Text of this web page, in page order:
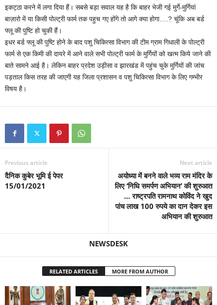
इकट्ठा करने में लगा दिया हैं। सबसे बड़ा सवाल यह है कि बाहर भेजी गई मुर्गे-मुर्गियां
बाज़ारो में या किसी पोल्ट्री फार्म तक पहुच गए होंगे तो आगे क्या होगा….? चूंकि अब बर्ड
फ्लू की पुष्टि हो चुकी हैं।
इधर बर्ड फ्लू की पुष्टि होने के बाद पशु चिकित्सा विभाग की टीम ग्राम गिधाली के पोल्ट्री
फार्म से एक किमी की दायरे में आने वाले सभी पोल्ट्री फार्म के मुर्गियों को खत्म किये जाने की
बाते सामने आई है। लेकिन बाहर प्रदेश उड़ीसा व झारखंड में पहुंच चुके मुर्गियों की जांच
पड़ताल किस तरह की जाएगी यह जिला प्रशासन व पशु चिकित्सा विभाग के लिए गम्भीर
विषय है।
Previous article
दैनिक कुबेर भूमि ई पेपर
15/01/2021
Next article
अयोध्या में बनने वाले भव्य राम मंदिर के
लिए ‘निधि समर्पण अभियान’ की शुरुआत
… राष्ट्रपति रामनाथ कोविंद ने खुद
पांच लाख 100 रुपये का दान देकर इस
अभियान की शुरुआत
NEWSDESK
RELATED ARTICLES MORE FROM AUTHOR